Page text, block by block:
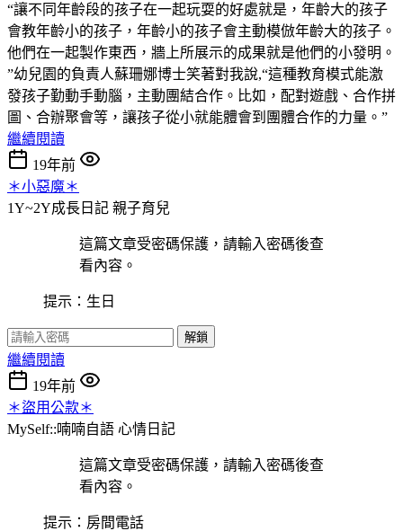
“讓不同年齡段的孩子在一起玩耍的好處就是，年齡大的孩子
會教年齡小的孩子，年齡小的孩子會主動模倣年齡大的孩子。
他們在一起製作東西，牆上所展示的成果就是他們的小發明。
”幼兒園的負責人蘇珊娜博士笑著對我說,“這種教育模式能激
發孩子勤動手動腦，主動團結合作。比如，配對遊戲、合作拼
圖、合辦聚會等，讓孩子從小就能體會到團體合作的力量。”
繼續閱讀
19年前
＊小惡魔＊
1Y~2Y成長日記 親子育兒
這篇文章受密碼保護，請輸入密碼後查
看內容。
提示：生日
解鎖
繼續閱讀
19年前
＊盜用公款＊
MySelf::喃喃自語 心情日記
這篇文章受密碼保護，請輸入密碼後查
看內容。
提示：房間電話